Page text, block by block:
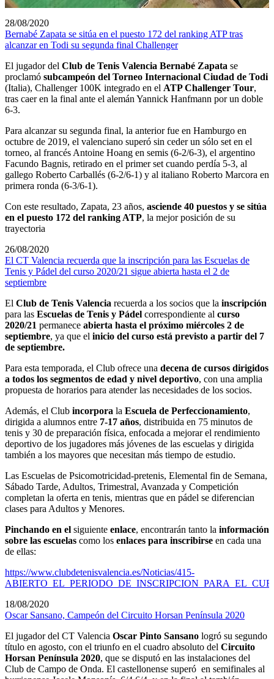
28/08/2020
Bernabé Zapata se sitúa en el puesto 172 del ranking ATP tras
alcanzar en Todi su segunda final Challenger
El jugador del Club de Tenis Valencia Bernabé Zapata se
proclamó subcampeón del Torneo Internacional Ciudad de Todi
(Italia), Challenger 100K integrado en el ATP Challenger Tour,
tras caer en la final ante el alemán Yannick Hanfmann por un doble
6-3.
Para alcanzar su segunda final, la anterior fue en Hamburgo en
octubre de 2019, el valenciano superó sin ceder un sólo set en el
torneo, al francés Antoine Hoang en semis (6-2/6-3), el argentino
Facundo Bagnis, retirado en el primer set cuando perdía 5-3, al
gallego Roberto Carballés (6-2/6-1) y al italiano Roberto Marcora en
primera ronda (6-3/6-1).
Con este resultado, Zapata, 23 años, asciende 40 puestos y se sitúa
en el puesto 172 del ranking ATP, la mejor posición de su
trayectoria
26/08/2020
El CT Valencia recuerda que la inscripción para las Escuelas de
Tenis y Pádel del curso 2020/21 sigue abierta hasta el 2 de
septiembre
El Club de Tenis Valencia recuerda a los socios que la inscripción
para las Escuelas de Tenis y Pádel correspondiente al curso
2020/21 permanece abierta hasta el próximo miércoles 2 de
septiembre, ya que el inicio del curso está previsto a partir del 7
de septiembre.
Para esta temporada, el Club ofrece una decena de cursos dirigidos
a todos los segmentos de edad y nivel deportivo, con una amplia
propuesta de horarios para atender las necesidades de los socios.
Además, el Club incorpora la Escuela de Perfeccionamiento,
dirigida a alumnos entre 7-17 años, distribuida en 75 minutos de
tenis y 30 de preparación física, enfocada a mejorar el rendimiento
deportivo de los jugadores más jóvenes de las escuelas y dirigida
también a los mayores que necesitan más tiempo de estudio.
Las Escuelas de Psicomotricidad-pretenis, Elemental fin de Semana,
Sábado Tarde, Adultos, Trimestral, Avanzada y Competición
completan la oferta en tenis, mientras que en pádel se diferencian
clases para Adultos y Menores.
Pinchando en el siguiente enlace, encontrarán tanto la información
sobre las escuelas como los enlaces para inscribirse en cada una
de ellas:
https://www.clubdetenisvalencia.es/Noticias/415-
18/08/2020
Oscar Sansano, Campeón del Circuito Horsan Península 2020
El jugador del CT Valencia Oscar Pinto Sansano logró su segundo
título en agosto, con el triunfo en el cuadro absoluto del Circuito
Horsan Península 2020, que se disputó en las instalaciones del
Club de Campo de Onda. El castellonense superó en semifinales al